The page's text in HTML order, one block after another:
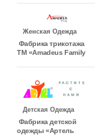
Женская Одежда
Фабрика трикотажа
ТМ «Amadeus Family
Детская Одежда
Фабрика детской
одежды «Артель